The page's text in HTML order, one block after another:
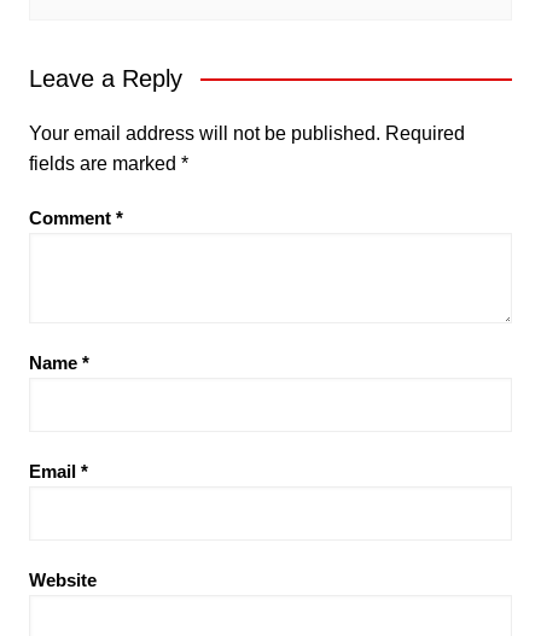
Leave a Reply
Your email address will not be published. Required
fields are marked *
Comment *
Name *
Email *
Website